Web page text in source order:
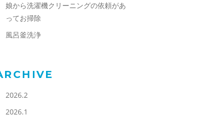
娘から洗濯機クリーニングの依頼があ
ってお掃除
風呂釜洗浄
2026.2
2026.1